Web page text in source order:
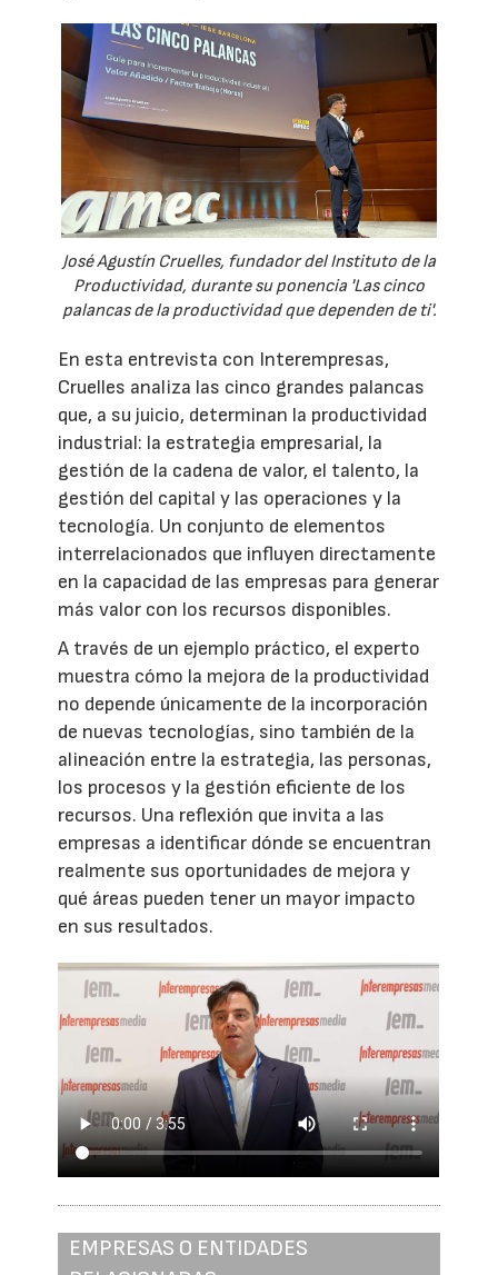
José Agustín Cruelles, fundador del Instituto de la
Productividad, durante su ponencia 'Las cinco
palancas de la productividad que dependen de ti'.
En esta entrevista con Interempresas,
Cruelles analiza las cinco grandes palancas
que, a su juicio, determinan la productividad
industrial: la estrategia empresarial, la
gestión de la cadena de valor, el talento, la
gestión del capital y las operaciones y la
tecnología. Un conjunto de elementos
interrelacionados que influyen directamente
en la capacidad de las empresas para generar
más valor con los recursos disponibles.
A través de un ejemplo práctico, el experto
muestra cómo la mejora de la productividad
no depende únicamente de la incorporación
de nuevas tecnologías, sino también de la
alineación entre la estrategia, las personas,
los procesos y la gestión eficiente de los
recursos. Una reflexión que invita a las
empresas a identificar dónde se encuentran
realmente sus oportunidades de mejora y
qué áreas pueden tener un mayor impacto
en sus resultados.
EMPRESAS O ENTIDADES